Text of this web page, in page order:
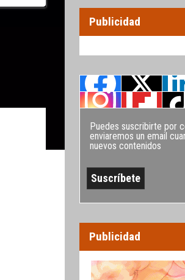
Publicidad
Puedes suscribirte por
enviaremos un email
nuevos contenidos
Publicidad